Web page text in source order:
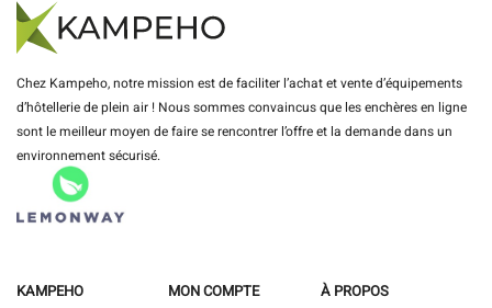
Chez Kampeho, notre mission est de faciliter l’achat et vente d’équipements
d’hôtellerie de plein air ! Nous sommes convaincus que les enchères en ligne
sont le meilleur moyen de faire se rencontrer l’offre et la demande dans un
environnement sécurisé.
KAMPEHO MON COMPTE À PROPOS